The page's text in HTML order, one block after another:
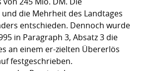
die Mehrheit des Landtages
entschieden. Dennoch wurde
in Paragraph 3, Absatz 3 die
an einem er-zielten Übererlös
festgeschrieben.